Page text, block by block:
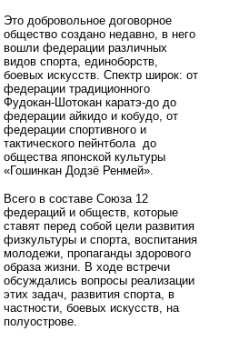
Это добровольное договорное
общество создано недавно, в него
вошли федерации различных
видов спорта, единоборств,
боевых искусств. Спектр широк: от
федерации традиционного
Фудокан-Шотокан каратэ-до до
федерации айкидо и кобудо, от
федерации спортивного и
тактического пейнтбола до
общества японской культуры
«Гошинкан Додзё Ренмей».
Всего в составе Союза 12
федераций и обществ, которые
ставят перед собой цели развития
физкультуры и спорта, воспитания
молодежи, пропаганды здорового
образа жизни. В ходе встречи
обсуждались вопросы реализации
этих задач, развития спорта, в
частности, боевых искусств, на
полуострове.